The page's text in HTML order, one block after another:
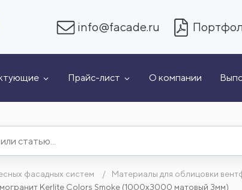
info@facade.ru
Прайс-лист О компании
фасадных систем Материалы для облицовки
Kerlite Colors Smoke (1000x3000 матовый 3мм)